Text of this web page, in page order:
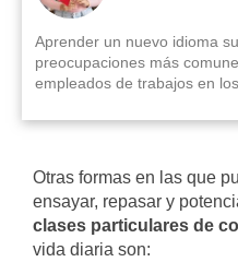
Aprender un nuevo idioma
preocupaciones más
empleados de trabajos en los
Otras formas en las que
ensayar, repasar y
clases particulares de
vida diaria son: